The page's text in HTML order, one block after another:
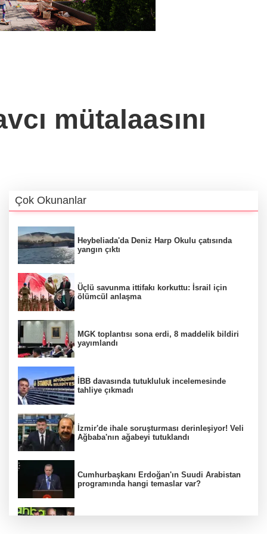
mütalaasını
Çok Okunanlar
Heybeliada'da Deniz Harp Okulu çatısında
yangın çıktı
Üçlü savunma ittifakı korkuttu: İsrail için
ölümcül anlaşma
MGK toplantısı sona erdi, 8 maddelik bildiri
yayımlandı
İBB davasında tutukluluk incelemesinde
tahliye çıkmadı
İzmir'de ihale soruşturması derinleşiyor! Veli
Ağbaba'nın ağabeyi tutuklandı
Cumhurbaşkanı Erdoğan'ın Suudi Arabistan
programında hangi temaslar var?